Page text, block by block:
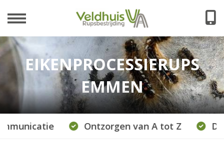
EIKENPROCESSIERUPS
EMMEN
Ontzorgen van A tot Z